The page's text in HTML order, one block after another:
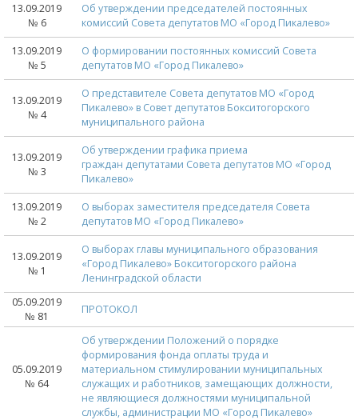
13.09.2019
№ 6
Об утверждении председателей постоянных
комиссий Совета депутатов МО «Город Пикалево»
13.09.2019
№ 5
О формировании постоянных комиссий Совета
депутатов МО «Город Пикалево»
13.09.2019
№ 4
О представителе Совета депутатов МО «Город
Пикалево» в Совет депутатов Бокситогорского
муниципального района
13.09.2019
№ 3
Об утверждении графика приема
граждан депутатами Совета депутатов МО «Город
Пикалево»
13.09.2019
№ 2
О выборах заместителя председателя Совета
депутатов МО «Город Пикалево»
13.09.2019
№ 1
О выборах главы муниципального образования
«Город Пикалево» Бокситогорского района
Ленинградской области
05.09.2019
№ 81
ПРОТОКОЛ
05.09.2019
№ 64
Об утверждении Положений о порядке
формирования фонда оплаты труда и
материальном стимулировании муниципальных
служащих и работников, замещающих должности,
не являющиеся должностями муниципальной
службы, администрации МО «Город Пикалево»